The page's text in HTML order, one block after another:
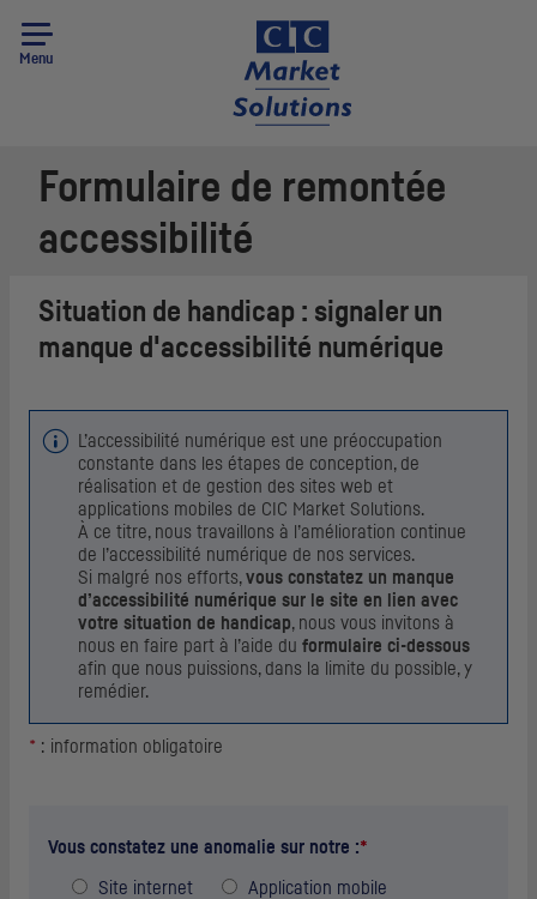
Menu
Formulaire de remontée
accessibilité
Situation de handicap : signaler un
manque d'accessibilité numérique
L’accessibilité numérique est une préoccupation
constante dans les étapes de conception, de
réalisation et de gestion des sites web et
applications mobiles de CIC Market Solutions.
À ce titre, nous travaillons à l’amélioration continue
de l’accessibilité numérique de nos services.
Si malgré nos efforts,vous constatez un manque
d’accessibilité numérique sur le site en lien avec
votre situation de handicap, nous vous invitons à
nous en faire part à l’aide du formulaire ci-dessous
afin que nous puissions, dans la limite du possible, y
remédier.
* : information obligatoire
Vous constatez une anomalie sur notre :*
Site internet Application mobile